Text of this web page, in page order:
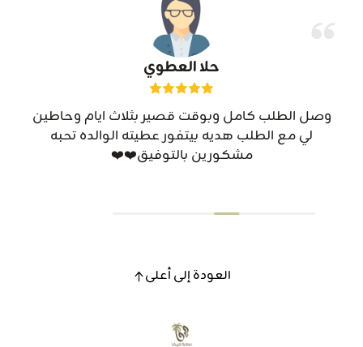
حلا العطوي
وصل الطلب كامل وبوقت قصير بثلاث ايام وحاطين
لي مع الطلب هديه بيتفور عطيته الوالده تحبه
مشكورين بالتوفيق❤️❤️
العودة إلى أعلى